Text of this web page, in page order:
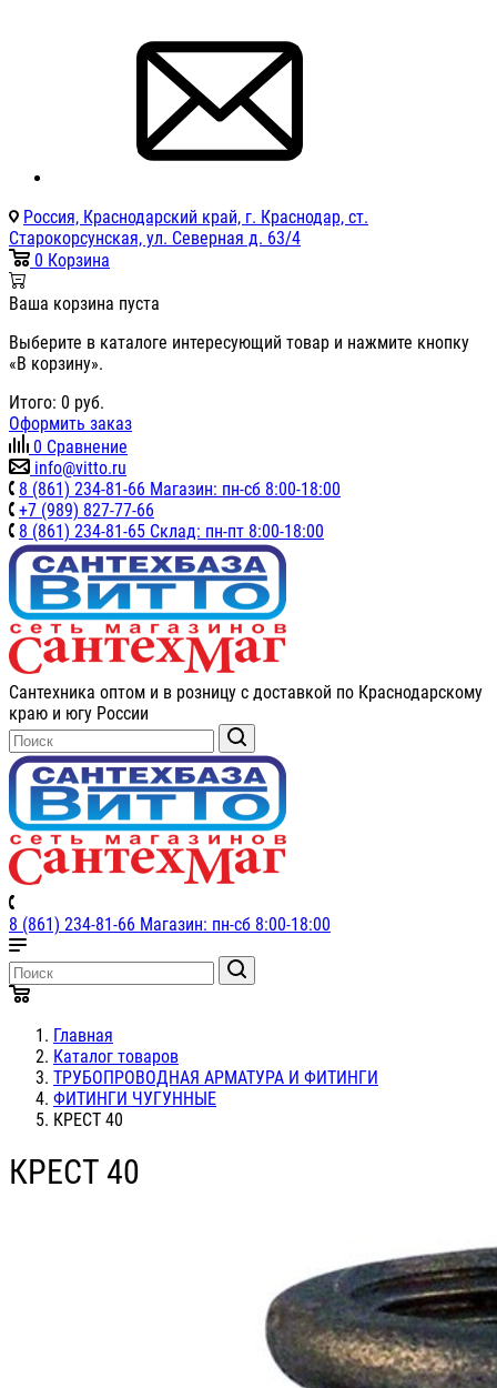
Россия, Краснодарский край, г. Краснодар, ст.
Старокорсунская, ул. Северная д. 63/4
0 Корзина
Ваша корзина пуста
Выберите в каталоге интересующий товар и нажмите кнопку
«В корзину».
Итого: 0 руб.
Оформить заказ
0 Сравнение
info@vitto.ru
8 (861) 234-81-66 Магазин: пн-сб 8:00-18:00
+7 (989) 827-77-66
8 (861) 234-81-65 Склад: пн-пт 8:00-18:00
Сантехника оптом и в розницу с доставкой по Краснодарскому
краю и югу России
8 (861) 234-81-66 Магазин: пн-сб 8:00-18:00
Главная
Каталог товаров
ТРУБОПРОВОДНАЯ АРМАТУРА И ФИТИНГИ
ФИТИНГИ ЧУГУННЫЕ
КРЕСТ 40
КРЕСТ 40